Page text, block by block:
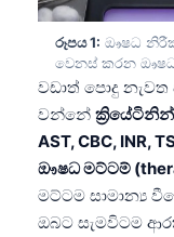
රූපය 1: ඖෂධ
වෙනස් කරන
වඩාත් පොදු
වන්නේ
AST, CBC, INR,
ඖෂධ මට්ටම්
මට්ටම සාමාන්‍ය
ඔබට සැමවිටම